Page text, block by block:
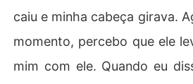
caiu e minha cabeça girava.
momento, percebo que ele
mim com ele. Quando eu